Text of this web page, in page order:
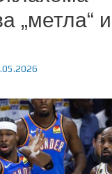
„метла“